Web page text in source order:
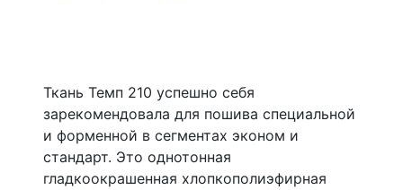
Ткань Темп 210 успешно себя
зарекомендовала для пошива специальной
и форменной в сегментах эконом и
стандарт. Это однотонная
гладкоокрашенная хлопкополиэфирная